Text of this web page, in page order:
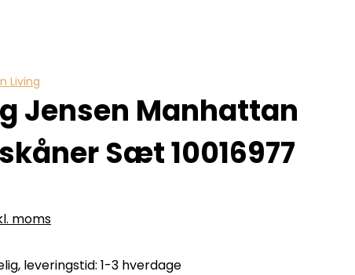
Living
Jensen Manhattan
Sæt 10016977
moms
leveringstid: 1-3 hverdage